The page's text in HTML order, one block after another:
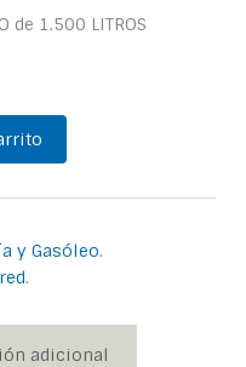
de 1.500 LITROS
y Gasóleo.
.
adicional